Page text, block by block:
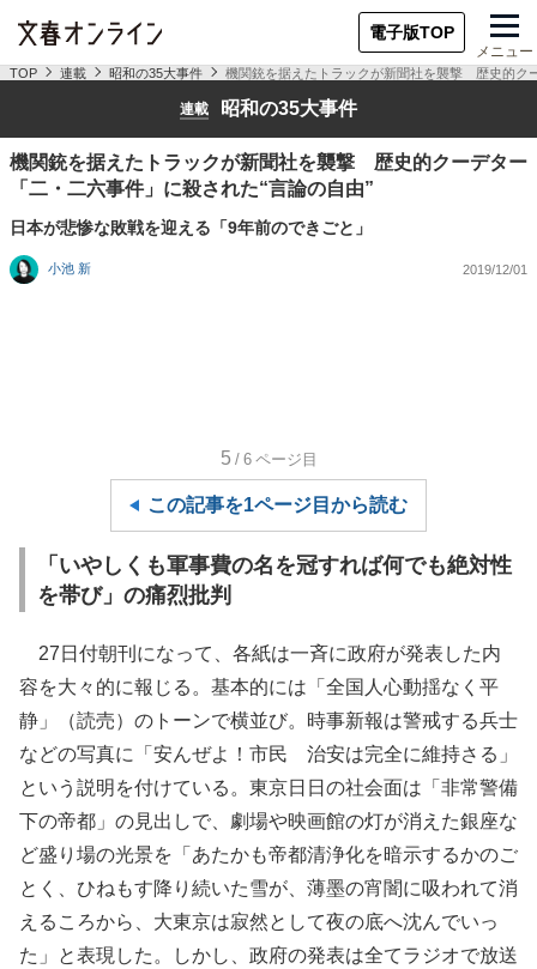
電子版TOP
メニュー
TOP 連載 昭和の35大事件 機関銃を据えたトラックが新聞社を襲撃 歴史的ク
連載 昭和の35大事件
機関銃を据えたトラックが新聞社を襲撃 歴史的クーデター
「二・二六事件」に殺された“言論の自由”
日本が悲惨な敗戦を迎える「9年前のできごと」
小池 新 2019/12/01
5 /6 ページ目
この記事を1ページ目から読む
「いやしくも軍事費の名を冠すれば何でも絶対性
を帯び」の痛烈批判
27日付朝刊になって、各紙は一斉に政府が発表した内
容を大々的に報じる。基本的には「全国人心動揺なく平
静」（読売）のトーンで横並び。時事新報は警戒する兵士
などの写真に「安んぜよ！市民 治安は完全に維持さる」
という説明を付けている。東京日日の社会面は「非常警備
下の帝都」の見出しで、劇場や映画館の灯が消えた銀座な
ど盛り場の光景を「あたかも帝都清浄化を暗示するかのご
とく、ひねもす降り続いた雪が、薄墨の宵闇に吸われて消
えるころから、大東京は寂然として夜の底へ沈んでいっ
た」と表現した。しかし、政府の発表は全てラジオで放送